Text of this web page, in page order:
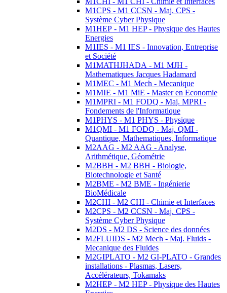
M1CPS - M1 CCSN - Maj. CPS -
Système Cyber Physique
M1HEP - M1 HEP - Physique des Hautes
Energies
M1IES - M1 IES - Innovation, Entreprise
et Société
M1MATHJHADA - M1 MJH -
Mathematiques Jacques Hadamard
M1MEC - M1 Mech - Mecanique
M1MIE - M1 MiE - Master en Economie
M1MPRI - M1 FODQ - Maj. MPRI -
Fondements de l'Informatique
M1PHYS - M1 PHYS - Physique
M1QMI - M1 FODQ - Maj. QMI -
Quantique, Mathematiques, Informatique
M2AAG - M2 AAG - Analyse,
Arithmétique, Géométrie
M2BBH - M2 BBH - Biologie,
Biotechnologie et Santé
M2BME - M2 BME - Ingénierie
BioMédicale
M2CHI - M2 CHI - Chimie et Interfaces
M2CPS - M2 CCSN - Maj. CPS -
Système Cyber Physique
M2DS - M2 DS - Science des données
M2FLUIDS - M2 Mech - Maj. Fluids -
Mecanique des Fluides
M2GIPLATO - M2 GI-PLATO - Grandes
installations - Plasmas, Lasers,
Accélérateurs, Tokamaks
M2HEP - M2 HEP - Physique des Hautes